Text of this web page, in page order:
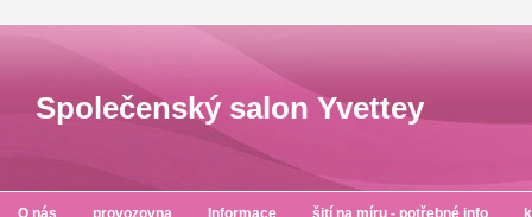
Společenský salon Yvettey
O nás provozovna Informace šití na míru - potřebné info